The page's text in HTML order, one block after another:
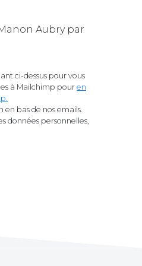
ci-dessus pour vous
à Mailchimp pouren
en bas de nos emails.
données personnelles,